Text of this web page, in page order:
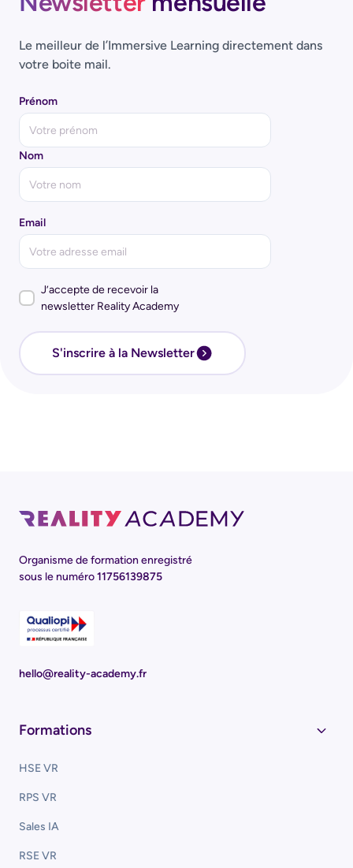
Le meilleur de l’Immersive Learning directement dans
votre boite mail.
Prénom
Nom
Email
J’accepte de recevoir la
newsletter Reality Academy
S'inscrire à la Newsletter
Organisme de formation enregistré
sous le numéro11756139875
hello@reality-academy.fr
Formations
HSE VR
RPS VR
Sales IA
RSE VR